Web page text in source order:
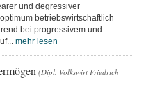
und degressiver
betriebswirtschaftlich
bei progressivem und
mehr lesen
(Dipl. Volkswirt Friedrich